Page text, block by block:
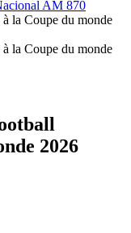
AM 870
la Coupe du monde
la Coupe du monde
2026